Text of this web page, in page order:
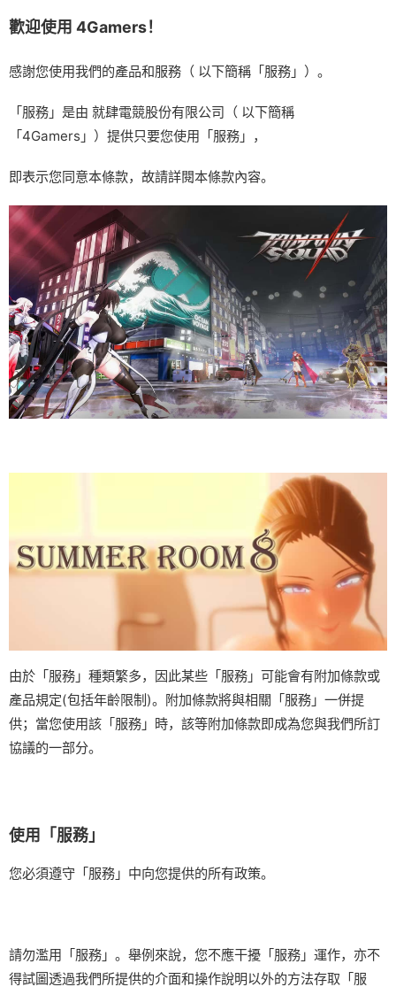
歡迎使用 4Gamers！
感謝您使用我們的產品和服務（ 以下簡稱「服務」）。
「服務」是由 就肆電競股份有限公司（ 以下簡稱
「4Gamers」）提供只要您使用「服務」，
即表示您同意本條款，故請詳閱本條款內容。
由於「服務」種類繁多，因此某些「服務」可能會有附加條款或
產品規定(包括年齡限制)。附加條款將與相關「服務」一併提
供；當您使用該「服務」時，該等附加條款即成為您與我們所訂
協議的一部分。
使用「服務」
您必須遵守「服務」中向您提供的所有政策。
請勿濫用「服務」。舉例來說，您不應干擾「服務」運作，亦不
得試圖透過我們所提供的介面和操作說明以外的方法存取「服